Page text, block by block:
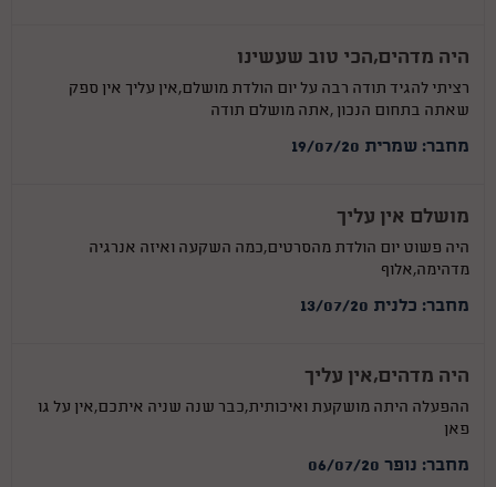
היה מדהים,הכי טוב שעשינו
רציתי להגיד תודה רבה על יום הולדת מושלם,אין עליך אין ספק
שאתה בתחום הנכון ,אתה מושלם תודה
מחבר: שמרית 19/07/20
מושלם אין עליך
היה פשוט יום הולדת מהסרטים,כמה השקעה ואיזה אנרגיה
מדהימה,אלוף
מחבר: כלנית 13/07/20
היה מדהים,אין עליך
ההפעלה היתה מושקעת ואיכותית,כבר שנה שניה איתכם,אין על גו
פאן
מחבר: נופר 06/07/20